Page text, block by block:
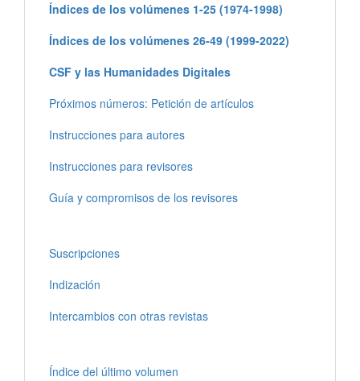
Índices de los volúmenes 1-25 (1974-1998)
Índices de los volúmenes 26-49 (1999-2022)
CSF y las Humanidades Digitales
Próximos números: Petición de artículos
Instrucciones para autores
Instrucciones para revisores
Guía y compromisos de los revisores
Suscripciones
Indización
Intercambios con otras revistas
Índice del último volumen